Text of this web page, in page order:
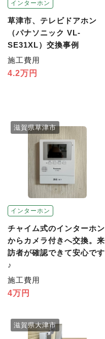
インターホン
草津市、テレビドアホン
（パナソニック VL-
SE31XL）交換事例
施工費用
4.2万円
インターホン
滋賀県草津市
チャイム式のインターホン
からカメラ付きへ交換。来
訪者が確認できて安心です
♪
施工費用
4万円
滋賀県大津市